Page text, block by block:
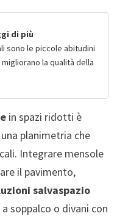
di più
sono le piccole abitudini
la qualità della
in spazi ridotti è
planimetria che
Integrare mensole
il pavimento,
salvaspazio
soppalco o divani con